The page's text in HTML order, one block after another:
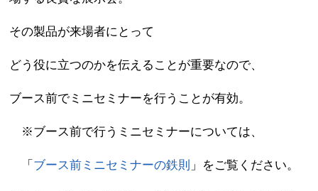
その製品が来場者にとって
どう役に立つのかを伝えることが重要なので、
ブース前でミニセミナーを行うことが有効。
※ブース前で行うミニセミナーについては、
「 ブース前ミニセミナーの鉄則 」をご覧ください。